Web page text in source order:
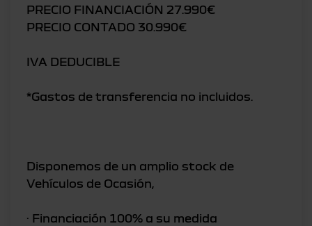
PRECIO FINANCIACIÓN 27.990€
PRECIO CONTADO 30.990€
IVA DEDUCIBLE
*Gastos de transferencia no incluidos.
Disponemos de un amplio stock de
Vehículos de Ocasión,
· Financiación 100% a su medida